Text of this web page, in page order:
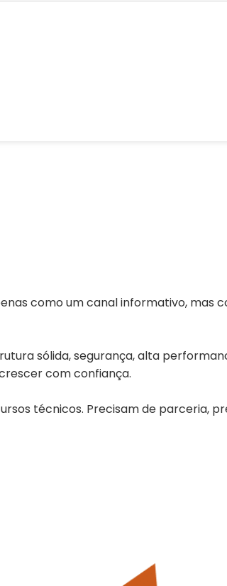
como um canal informativo, mas
sólida, segurança, alta
com confiança.
técnicos. Precisam de parceria,